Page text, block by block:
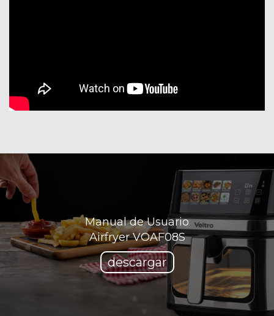
Manual de Usuario
Airfryer VOAF08S
descargar